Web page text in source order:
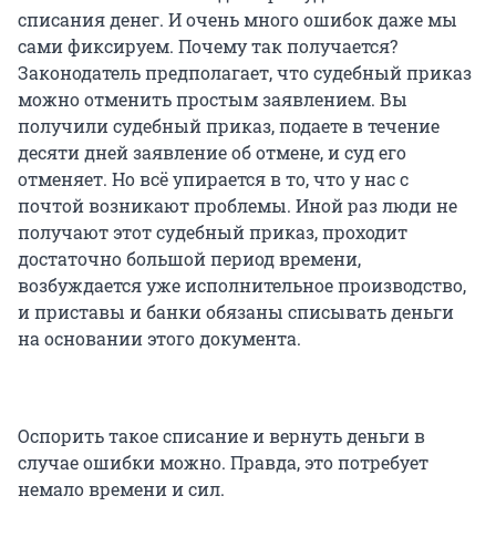
списания денег. И очень много ошибок даже мы
сами фиксируем. Почему так получается?
Законодатель предполагает, что судебный приказ
можно отменить простым заявлением. Вы
получили судебный приказ, подаете в течение
десяти дней заявление об отмене, и суд его
отменяет. Но всё упирается в то, что у нас с
почтой возникают проблемы. Иной раз люди не
получают этот судебный приказ, проходит
достаточно большой период времени,
возбуждается уже исполнительное производство,
и приставы и банки обязаны списывать деньги
на основании этого документа.
Оспорить такое списание и вернуть деньги в
случае ошибки можно. Правда, это потребует
немало времени и сил.